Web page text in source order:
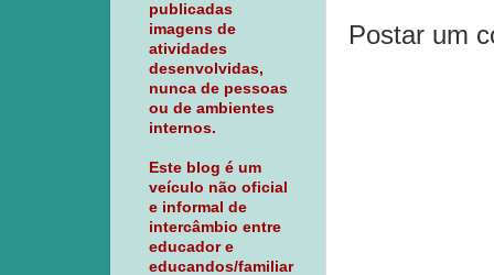
Postar um
publicadas
imagens de
atividades
desenvolvidas,
nunca de pessoas
ou de ambientes
internos.
Este blog é um
veículo não oficial
e informal de
intercâmbio entre
educador e
educandos/familiar